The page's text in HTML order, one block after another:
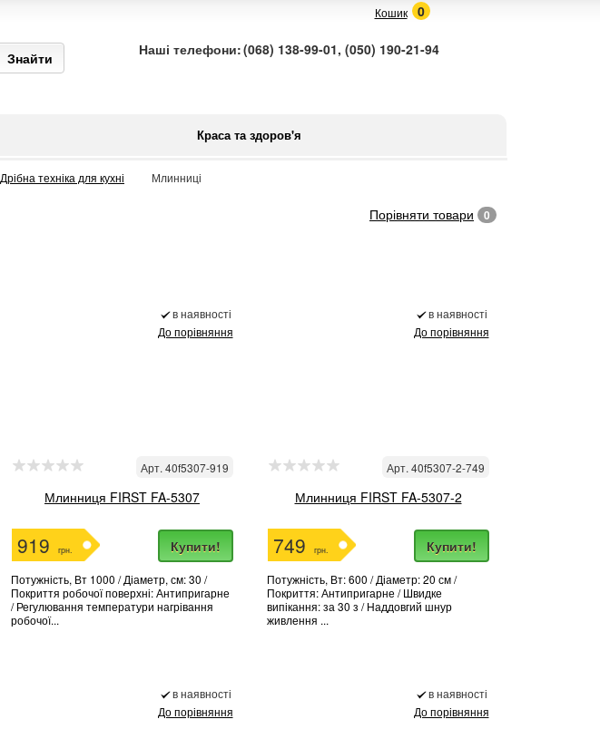
Кошик 0
Наші телефони:(068) 138-99-01, (050) 190-21-94
Краса та здоров'я
Дрібна техніка для кухні Млинниці
Порівняти товари 0
в наявності
До порівняння
Арт. 40f5307-919
Млинниця FIRST FA-5307
919 грн. Купити!
Потужність, Вт 1000 / Діаметр, см: 30 /
Покриття робочої поверхні: Антипригарне
/ Регулювання температури нагрівання
робочої...
в наявності
До порівняння
Арт. 40f5307-2-749
Млинниця FIRST FA-5307-2
749 грн. Купити!
Потужність, Вт: 600 / Діаметр: 20 см /
Покриття: Антипригарне / Швидке
випікання: за 30 з / Наддовгий шнур
живлення ...
в наявності
До порівняння
в наявності
До порівняння